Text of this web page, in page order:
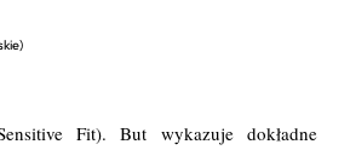
Fit). But wykazuje dokładne